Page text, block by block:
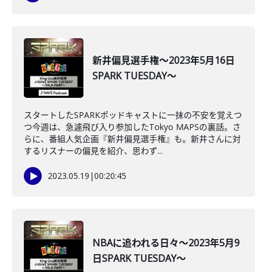
新井偏見選手権～2023年5月16日
SPARK TUESDAY～
スタートしたSPARKポッドキャストに一抹の不安を覚えつ
つ今週は、急遽飛び入り参加したTokyo MAPSの裏話。さ
らに、番組人気企画『新井偏見選手権』も。新井さんに対
するリスナーの偏見を紹介、思わず...
2023.05.19 |00:20:45
NBAに追われる日々～2023年5月9
日SPARK TUESDAY～